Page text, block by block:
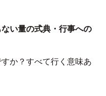
ない量の式典・行事への
か？すべて行く意味あ